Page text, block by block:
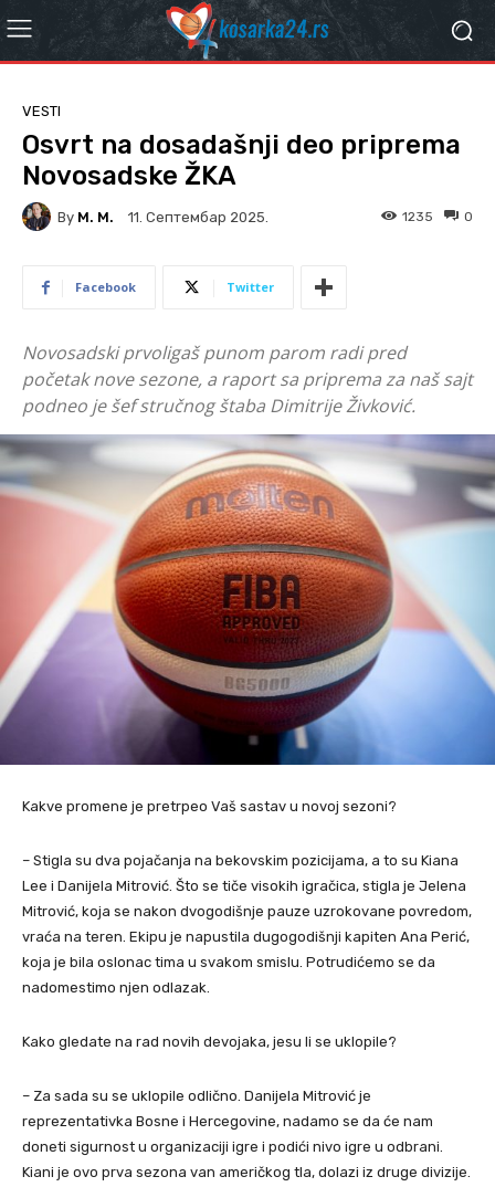
VESTI
Osvrt na dosadašnji deo priprema
Novosadske ŽKA
By M. M. 11. Септембар 2025. 0
1235
Facebook Twitter
Novosadski prvoligaš punom parom radi pred
početak nove sezone, a raport sa priprema za naš sajt
podneo je šef stručnog štaba Dimitrije Živković.
Kakve promene je pretrpeo Vaš sastav u novoj sezoni?
– Stigla su dva pojačanja na bekovskim pozicijama, a to su Kiana
Lee i Danijela Mitrović. Što se tiče visokih igračica, stigla je Jelena
Mitrović, koja se nakon dvogodišnje pauze uzrokovane povredom,
vraća na teren. Ekipu je napustila dugogodišnji kapiten Ana Perić,
koja je bila oslonac tima u svakom smislu. Potrudićemo se da
nadomestimo njen odlazak.
Kako gledate na rad novih devojaka, jesu li se uklopile?
– Za sada su se uklopile odlično. Danijela Mitrović je
reprezentativka Bosne i Hercegovine, nadamo se da će nam
doneti sigurnost u organizaciji igre i podići nivo igre u odbrani.
Kiani je ovo prva sezona van američkog tla, dolazi iz druge divizije.